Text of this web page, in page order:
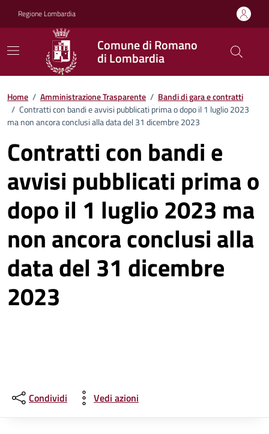
Regione Lombardia
Comune di Romano
di Lombardia
Home / Amministrazione Trasparente / Bandi di gara e contratti
/ Contratti con bandi e avvisi pubblicati prima o dopo il 1 luglio 2023
ma non ancora conclusi alla data del 31 dicembre 2023
Contratti con bandi e
avvisi pubblicati prima o
dopo il 1 luglio 2023 ma
non ancora conclusi alla
data del 31 dicembre
2023
Condividi Vedi azioni